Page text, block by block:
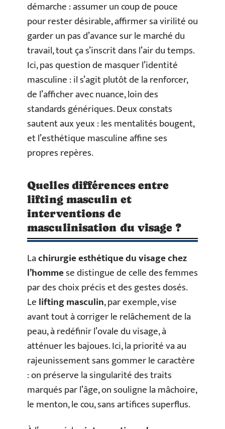
démarche : assumer un coup de pouce
pour rester désirable, affirmer sa virilité ou
garder un pas d’avance sur le marché du
travail, tout ça s’inscrit dans l’air du temps.
Ici, pas question de masquer l’identité
masculine : il s’agit plutôt de la renforcer,
de l’afficher avec nuance, loin des
standards génériques. Deux constats
sautent aux yeux : les mentalités bougent,
et l’esthétique masculine affine ses
propres repères.
Quelles différences entre
lifting masculin et
interventions de
masculinisation du visage ?
Lachirurgie esthétique du visage chez
l’hommese distingue de celle des femmes
par des choix précis et des gestes dosés.
Lelifting masculin, par exemple, vise
avant tout à corriger le relâchement de la
peau, à redéfinir l’ovale du visage, à
atténuer les bajoues. Ici, la priorité va au
rajeunissement sans gommer le caractère
: on préserve la singularité des traits
marqués par l’âge, on souligne la mâchoire,
le menton, le cou, sans artifices superflus.